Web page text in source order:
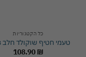
כל הקטגוריות
טעמי חטיף שוקולד חלב 1/28
108.90 ₪